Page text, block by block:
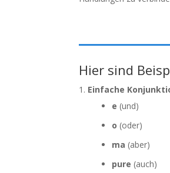
Hier sind
Einfache
e (und)
o (oder)
ma (aber)
pure (auch)